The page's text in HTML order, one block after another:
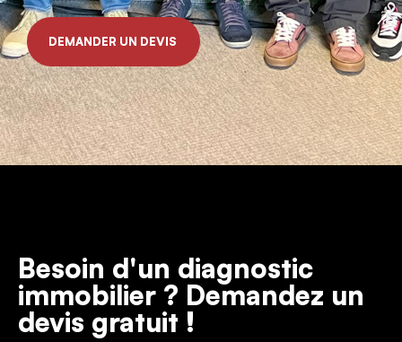
DEMANDER UN DEVIS
Besoin d'un diagnostic
immobilier ? Demandez un
devis gratuit !